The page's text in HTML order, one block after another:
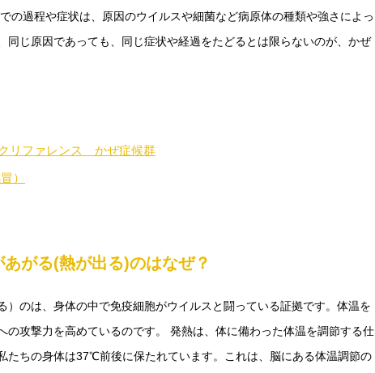
の過程や症状は、原因のウイルスや細菌など病原体の種類や強さによっ
同じ原因であっても、同じ症状や経過をたどるとは限らないのが、かぜ
リファレンス かぜ症候群
）
がる(熱が出る)のはなぜ？
）のは、身体の中で免疫細胞がウイルスと闘っている証拠です。体温を
の攻撃力を高めているのです。 発熱は、体に備わった体温を調節する仕
たちの身体は37℃前後に保たれています。これは、脳にある体温調節の